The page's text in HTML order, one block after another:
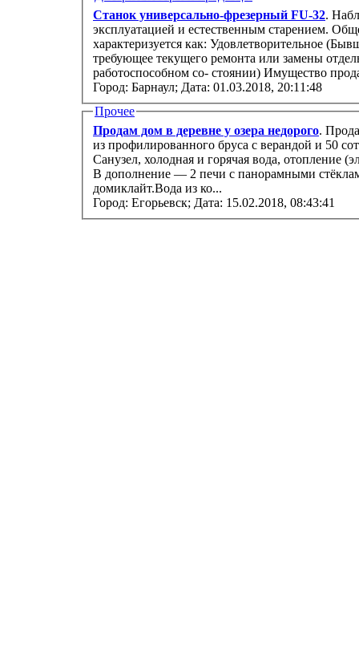
Станок универсально-фрезерный FU-32.
эксплуатацией и естественным старением.
характеризуется как: Удовлетворительное
требующее текущего ремонта или замены
работоспособном со- стоянии)
Город: Барнаул; Дата: 01.03.2018, 20:11:48
Прочее
Продам дом в деревне у озера недорого.
из профилированного бруса с верандой и 50 соток ижс. Полный комфорт квартиры.
Санузел, холодная и горячая вода, отопление (электрические радиаторы), русская баня.
В дополнение — 2 печи с панорамными
домиклайт.Вода из ко...
Город: Егорьевск; Дата: 15.02.2018, 08:43:41